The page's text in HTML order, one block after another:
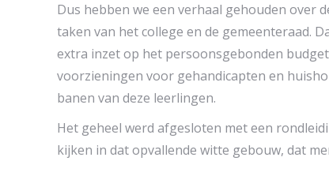
Dus hebben we een verhaal gehouden over
taken van het college en de gemeenteraad.
extra inzet op het persoonsgebonden
voorzieningen voor gehandicapten en
banen van deze leerlingen.
Het geheel werd afgesloten met een
kijken in dat opvallende witte gebouw, dat